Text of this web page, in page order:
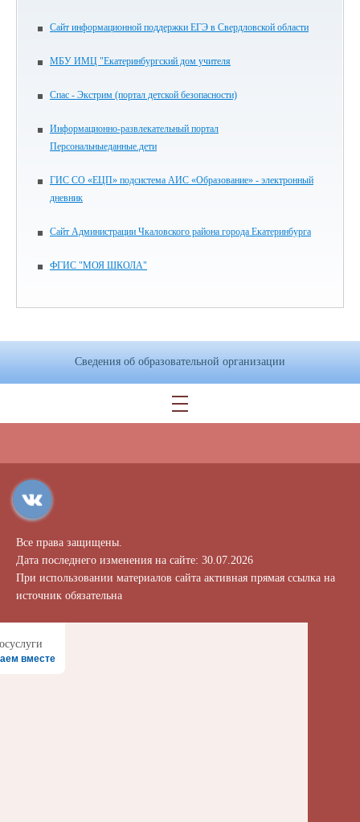
Сайт информационной поддержки ЕГЭ в Свердловской области
МБУ ИМЦ "Екатеринбургский дом учителя
Спас - Экстрим (портал детской безопасности)
Информационно-развлекательный портал
Персональныеданные.дети
ГИС СО «ЕЦП» подсистема АИС «Образование» - электронный
дневник
Сайт Администрации Чкаловского района города Екатеринбурга
ФГИС "МОЯ ШКОЛА"
Сведения об образовательной организации
Все права защищены.
Дата последнего изменения на сайте: 30.07.2026
При использовании материалов сайта активная прямая ссылка на
источник обязательна
вместе